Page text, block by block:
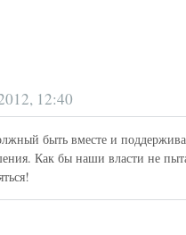
12:40
быть вместе и
Как бы наши власти не